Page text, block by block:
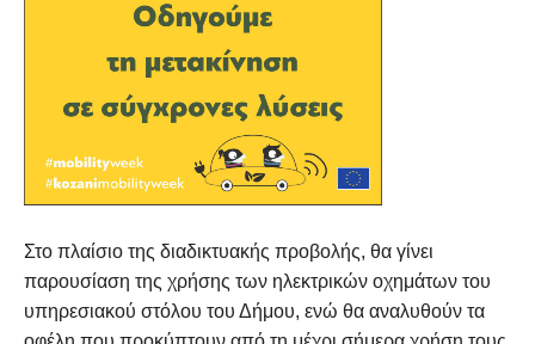
Στο πλαίσιο της διαδικτυακής προβολής, θα γίνει
παρουσίαση της χρήσης των ηλεκτρικών οχημάτων του
υπηρεσιακού στόλου του Δήμου, ενώ θα αναλυθούν τα